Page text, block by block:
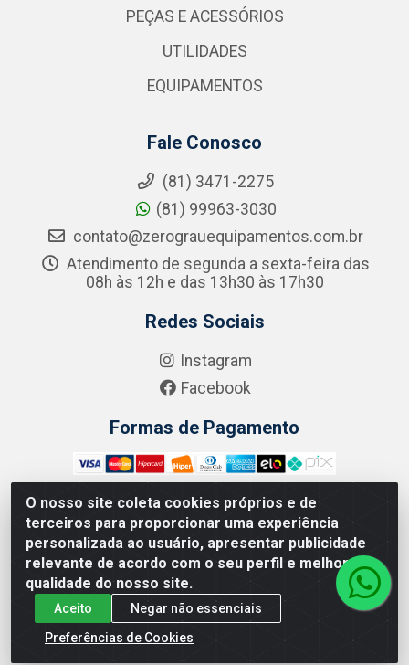
O nosso site coleta cookies próprios e de
terceiros para proporcionar uma experiência
personalizada ao usuário, apresentar publicidade
relevante de acordo com o seu perfil e melhorar a
qualidade do nosso site.
Aceito
Negar não essenciais
Preferências de Cookies
PEÇAS E ACESSÓRIOS
UTILIDADES
EQUIPAMENTOS
Fale Conosco
(81) 3471-2275
(81) 99963-3030
contato@zerograuequipamentos.com.br
Atendimento de segunda a sexta-feira das
08h às 12h e das 13h30 às 17h30
Redes Sociais
Instagram
Facebook
Formas de Pagamento
Zero Grau - Rua Jean Emile Favre, 746 - Ipsep,
Recife/PE - CEP 51.190-450 - CNPJ 09.132.989/0001-61